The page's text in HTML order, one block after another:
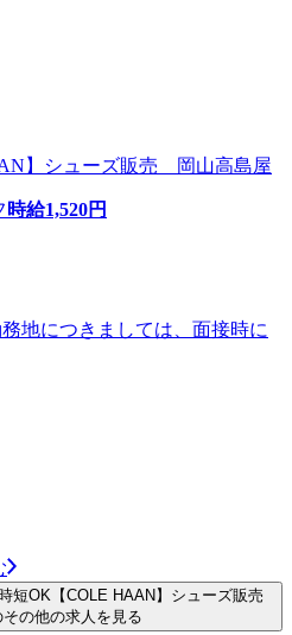
】シューズ販売 岡山高島屋
時給1,520円
地につきましては、面接時に
短OK【COLE HAAN】シューズ販売
の他の求人を見る